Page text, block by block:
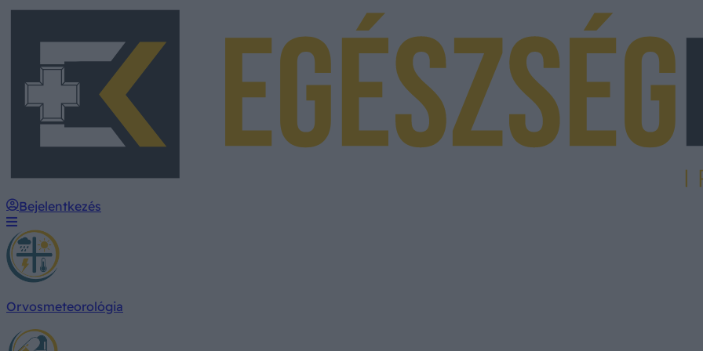
Bejelentkezés
Orvosmeteorológia